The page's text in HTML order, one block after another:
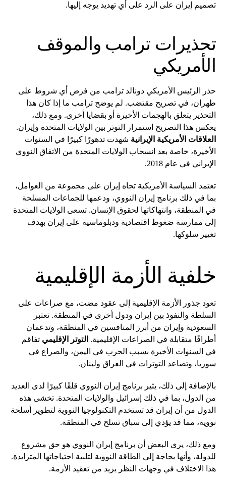
تصميم إيران على الرد على أي تهديد يوجه إليها.
تحذيرات ترامب والموقف
الأمريكي
حذر الرئيس الأمريكي دونالد ترامب من فرض أي شروط على
طهران، في تصريح مقتضب. لم يوضح ترامب ما إذا كان هذا
التحذير يتعلق بالهجمات الأخيرة أو بقضايا أخرى. ومع ذلك،
يعكس هذا التصريح استمرار التوتر بين الولايات المتحدة وإيران.
العلاقات الأمريكية الإيرانية شهدت تدهورًا كبيرًا في السنوات
الأخيرة، خاصة بعد انسحاب الولايات المتحدة من الاتفاق النووي
الإيراني في عام 2018.
تعتمد السياسة الأمريكية تجاه إيران على مجموعة من العوامل،
بما في ذلك برنامج إيران النووي، ودعمها للجماعات المسلحة
في المنطقة، وانتهاكاتها لحقوق الإنسان. تسعى الولايات المتحدة
إلى ممارسة ضغوط اقتصادية ودبلوماسية على إيران بهدف
تغيير سلوكها.
خلفية الأزمة الإقليمية
تعود جذور الأزمة الإقليمية إلى عقود مضت، مع صراعات على
السلطة والنفوذ بين إيران ودول أخرى في المنطقة. تعتبر
السعودية وإيران من أبرز المنافسين في المنطقة، وتدعمان
أطرافًا متقابلة في الصراعات الإقليمية. التوتر الإقليمي تفاقم
في السنوات الأخيرة بسبب الحرب في اليمن، والصراع في
سوريا، وتصاعد التوترات في العراق ولبنان.
بالإضافة إلى ذلك، يثير برنامج إيران النووي قلقًا كبيرًا لدى العديد
من الدول، بما في ذلك إسرائيل والولايات المتحدة. تخشى هذه
الدول من أن إيران قد تستخدم التكنولوجيا النووية لتطوير أسلحة
نووية، مما قد يؤدي إلى سباق تسلح في المنطقة.
ومع ذلك، يرى البعض أن برنامج إيران النووي هو حق مشروع
للدولة، وأنها بحاجة إلى الطاقة النووية لتلبية احتياجاتها المتزايدة.
هذا الاختلاف في وجهات النظر يزيد من تعقيد الأزمة.